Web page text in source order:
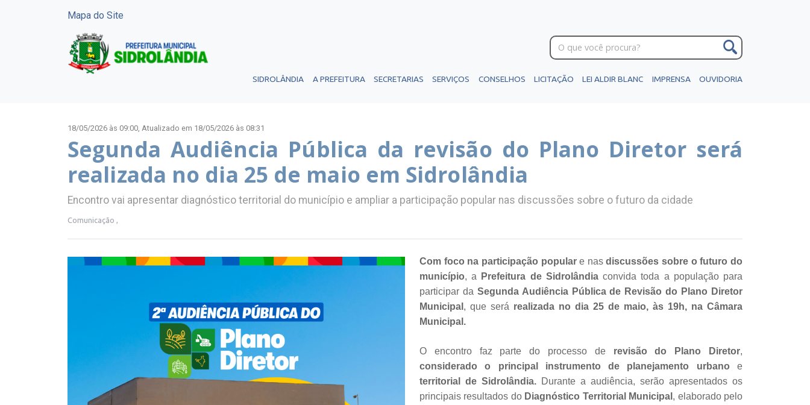
Mapa do Site
SIDROLÂNDIA A PREFEITURA SECRETARIAS SERVIÇOS CONSELHOS LICITAÇÃO LEI ALDIR BLANC IMPRENSA OUVIDORIA
18/05/2026 às 09:00, Atualizado em 18/05/2026 às 08:31
Segunda Audiência Pública da revisão do Plano Diretor será
realizada no dia 25 de maio em Sidrolândia
Encontro vai apresentar diagnóstico territorial do município e ampliar a participação popular nas discussões sobre o futuro da cidade
Comunicação ,
Com foco na participação populare nasdiscussões sobre o futuro do
município, a Prefeitura de Sidrolândiaconvida toda a população para
participar da Segunda Audiência Pública de Revisão do Plano Diretor
Municipal , que será realizada no dia 25 de maio, às 19h, na Câmara
Municipal.
O encontro faz parte do processo derevisão do Plano Diretor,
considerado o principal instrumento de planejamento urbano e
territorial de Sidrolândia. Durante a audiência, serão apresentados os
principais resultados do Diagnóstico Territorial Municipal , elaborado pelo